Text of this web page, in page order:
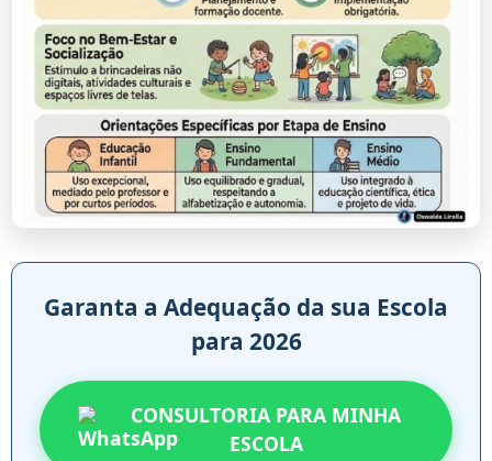
Garanta a Adequação da sua Escola
para 2026
CONSULTORIA PARA MINHA
ESCOLA